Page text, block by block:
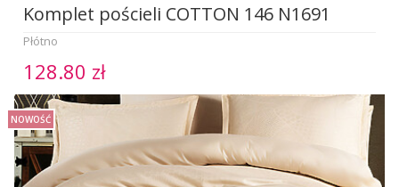
Komplet pościeli COTTON 146 N1691
Płótno
128.80 zł
NOWOŚĆ